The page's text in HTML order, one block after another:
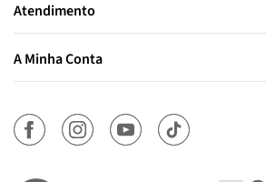
Atendimento
A Minha Conta